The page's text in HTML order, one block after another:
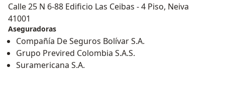
Calle 25 N 6-88 Edificio Las Ceibas - 4 Piso, Neiva
41001
Aseguradoras
Compañía De Seguros Bolívar S.A.
Grupo Previred Colombia S.A.S.
Suramericana S.A.